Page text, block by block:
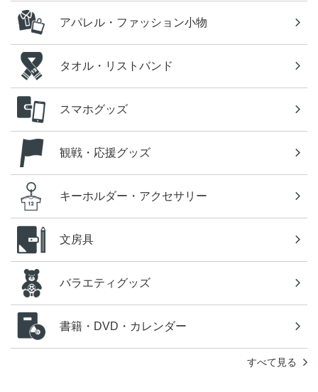
アパレル・ファッション小物
タオル・リストバンド
スマホグッズ
観戦・応援グッズ
キーホルダー・アクセサリー
文房具
バラエティグッズ
書籍・DVD・カレンダー
すべて見る